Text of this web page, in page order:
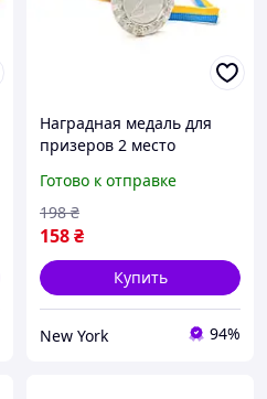
Наградная медаль для
призеров 2 место
соревнований конкурсов
и мероприятий диаметр
6,5 см newyork
Готово к отправке
158₴
198 ₴
Купить
New York 94%